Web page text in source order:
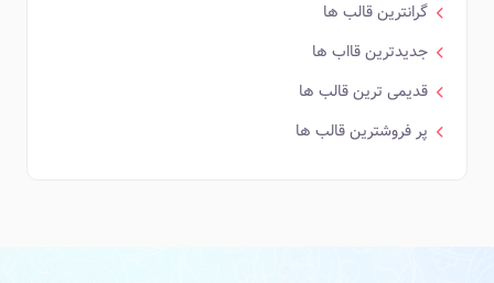
گرانترین قالب ها
جدیدترین قااب ها
قدیمی ترین قالب ها
پر فروشترین قالب ها